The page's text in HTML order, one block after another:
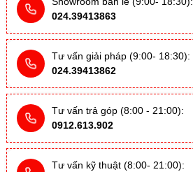
024.39413863
Tư vấn giải pháp (9:00- 18:30):
024.39413862
Tư vấn trả góp (8:00 - 21:00):
0912.613.902
Tư vấn kỹ thuật (8:00- 21:00):